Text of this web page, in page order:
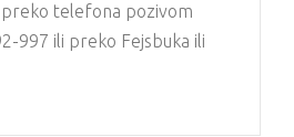
telefona pozivom
997 ili preko Fejsbuka ili